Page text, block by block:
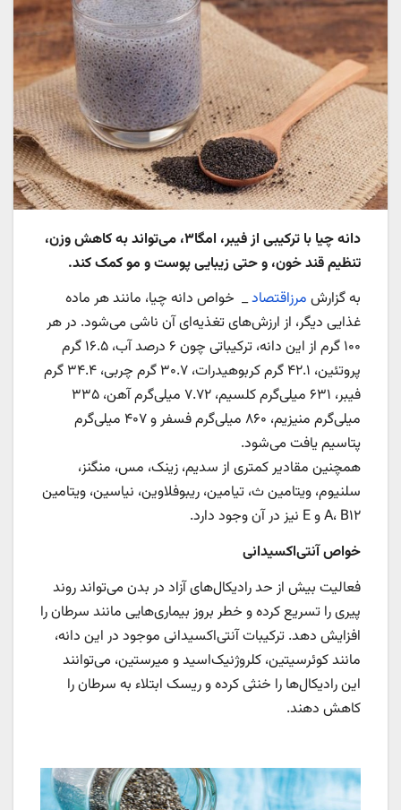
دانه چیا با ترکیبی از فیبر، امگا۳، می‌تواند به کاهش وزن،
تنظیم قند خون، و حتی زیبایی پوست و مو کمک کند.
به گزارش مرزاقتصاد_ خواص دانه چیا، مانند هر ماده
غذایی دیگر، از ارزش‌های تغذیه‌ای آن ناشی می‌شود. در هر
۱۰۰ گرم از این دانه، ترکیباتی چون ۶ درصد آب، ۱۶.۵ گرم
پروتئین، ۴۲.۱ گرم کربوهیدرات، ۳۰.۷ گرم چربی، ۳۴.۴ گرم
فیبر، ۶۳۱ میلی‌گرم کلسیم، ۷.۷۲ میلی‌گرم آهن، ۳۳۵
میلی‌گرم منیزیم، ۸۶۰ میلی‌گرم فسفر و ۴۰۷ میلی‌گرم
پتاسیم یافت می‌شود.
همچنین مقادیر کمتری از سدیم، زینک، مس، منگنز،
سلنیوم، ویتامین ث، تیامین، ریبوفلاوین، نیاسین، ویتامین
A، B۱۲ و E نیز در آن وجود دارد.
خواص آنتی‌اکسیدانی
فعالیت بیش از حد رادیکال‌های آزاد در بدن می‌تواند روند
پیری را تسریع کرده و خطر بروز بیماری‌هایی مانند سرطان را
افزایش دهد. ترکیبات آنتی‌اکسیدانی موجود در این دانه،
مانند کوئرسیتین، کلروژنیک‌اسید و میرستین، می‌توانند
این رادیکال‌ها را خنثی کرده و ریسک ابتلاء به سرطان را
کاهش دهند.